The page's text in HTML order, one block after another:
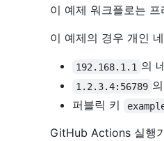
이 예제 워크플로는
이 예제의 경우 개인
192.168.1.1 의
1.2.3.4:56789
퍼블릭 키
GitHub Actions 실행